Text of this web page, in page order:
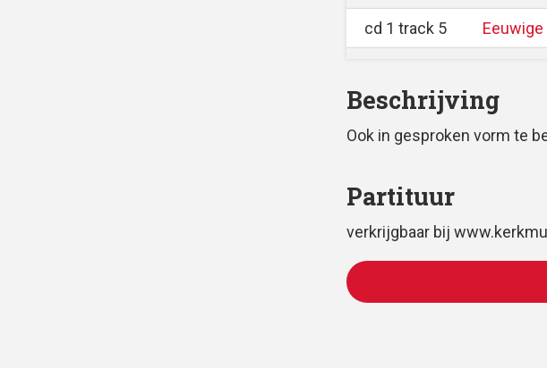
cd 1 track 5 Eeuwige
Beschrijving
Ook in gesproken vorm te
Partituur
verkrijgbaar bij